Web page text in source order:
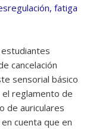
fatiga
cancelación
sensorial básico
el reglamento de
de auriculares
cuenta que en